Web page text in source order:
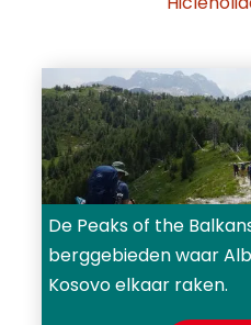
De Peaks of the
berggebieden waar
Kosovo elkaar raken.